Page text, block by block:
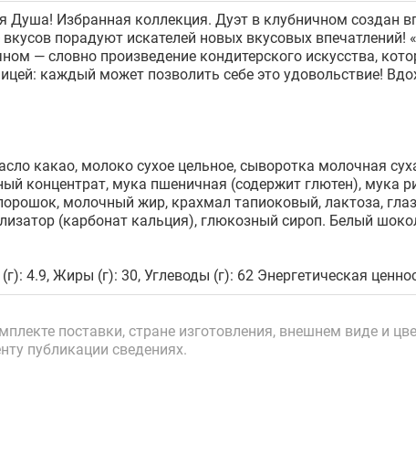
Избранная коллекция. Дуэт в клубничном создан
вкусов порадуют искателей новых вкусовых
— словно произведение кондитерского искусства,
каждый может позволить себе это удовольствие!
какао, молоко сухое цельное, сыворотка молочная
концентрат, мука пшеничная (содержит глютен), мука
молочный жир, крахмал тапиоковый, лактоза,
(карбонат кальция), глюкозный сироп. Белый
4.9, Жиры (г): 30, Углеводы (г): 62 Энергетическая
поставки, стране изготовления, внешнем виде и
публикации сведениях.